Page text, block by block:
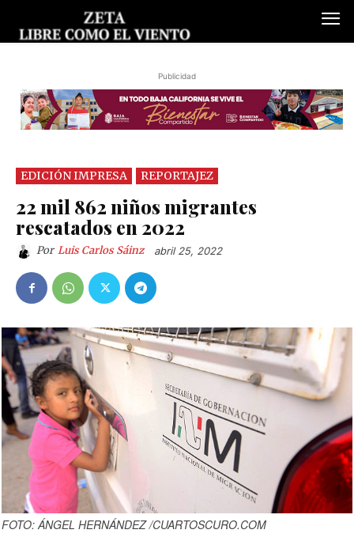
Publicidad
EDICIÓN IMPRESA REPORTAJEZ
22 mil 862 niños migrantes
rescatados en 2022
Por Luis Carlos Sáinz abril 25, 2022
FOTO: ÁNGEL HERNÁNDEZ /CUARTOSCURO.COM